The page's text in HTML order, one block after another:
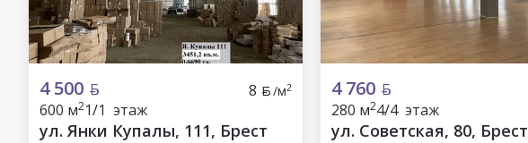
4 500 8 /м2
600 м21/1 этаж
ул. Янки Купалы, 111, Брест
4 760
280 м24/4 этаж
ул. Советская, 80, Брест